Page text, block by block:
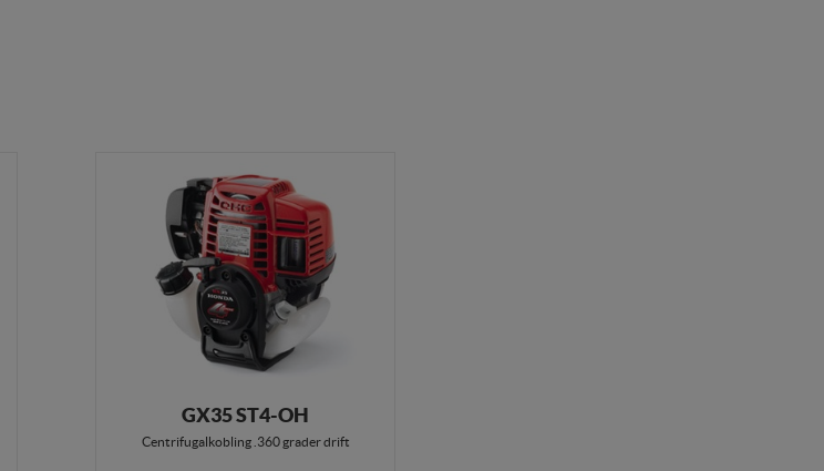
GX35 ST4-OH
Centrifugalkobling .360 grader drift